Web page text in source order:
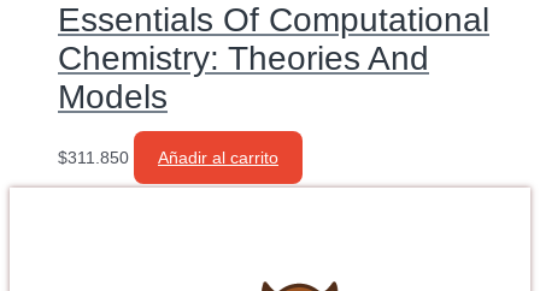
Essentials Of Computational
Chemistry: Theories And
Models
$311.850 Añadir al carrito